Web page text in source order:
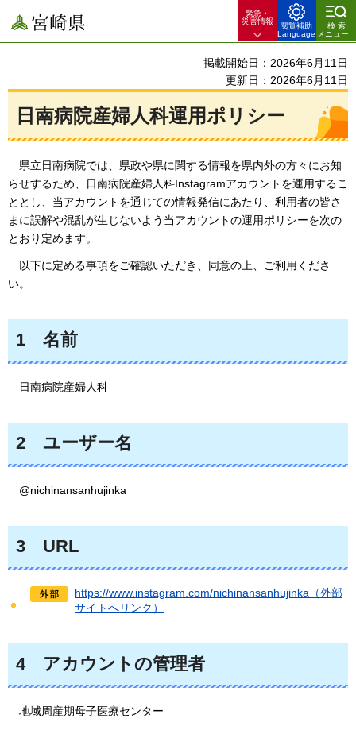
宮崎県
緊急・
災害情報
閲覧補助
Language
検索
メニュー
掲載開始日：2026年6月11日
更新日：2026年6月11日
日南病院産婦人科運用ポリシー
県立日南病院では、県政や県に関する情報を県内外の方々にお知
らせするため、日南病院産婦人科Instagramアカウントを運用するこ
ととし、当アカウントを通じての情報発信にあたり、利用者の皆さ
まに誤解や混乱が生じないよう当アカウントの運用ポリシーを次の
とおり定めます。
以下に定める事項をご確認いただき、同意の上、ご利用くださ
い。
1 名前
日南病院産婦人科
2 ユーザー名
@nichinansanhujinka
3 URL
https://www.instagram.com/nichinansanhujinka（外部
サイトへリンク）
4 アカウントの管理者
地域周産期母子医療センター